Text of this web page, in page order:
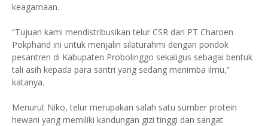
keagamaan.
“Tujuan kami mendistribusikan telur CSR dari PT Charoen
Pokphand ini untuk menjalin silaturahmi dengan pondok
pesantren di Kabupaten Probolinggo sekaligus sebagai bentuk
tali asih kepada para santri yang sedang menimba ilmu,”
katanya.
Menurut Niko, telur merupakan salah satu sumber protein
hewani yang memiliki kandungan gizi tinggi dan sangat